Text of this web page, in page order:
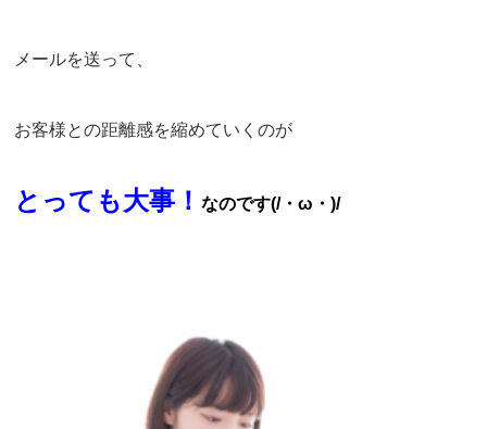
メールを送って、
お客様との距離感を縮めていくのが
とっても大事！なのです(/・ω・)/